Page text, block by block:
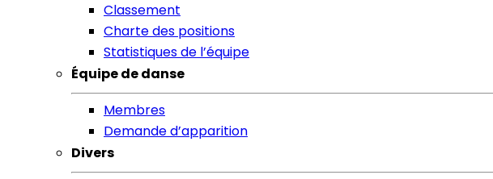
Classement
Charte des positions
Statistiques de l’équipe
Équipe de danse
Membres
Demande d’apparition
Divers